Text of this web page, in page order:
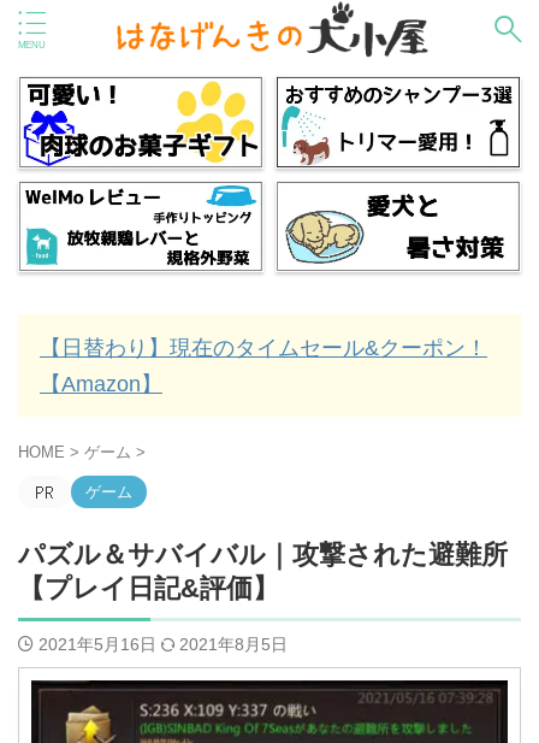
【日替わり】現在のタイムセール&クーポン！
【Amazon】
HOME > ゲーム >
ゲーム
パズル＆サバイバル｜攻撃された避難所
【プレイ日記&評価】
2021年5月16日 2021年8月5日